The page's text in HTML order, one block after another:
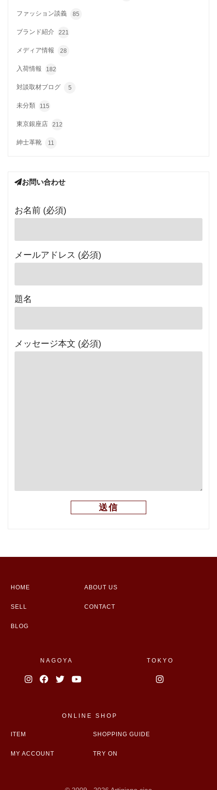
ファッション談義 85
ブランド紹介 221
メディア情報 28
入荷情報 182
対談取材ブログ 5
未分類 115
東京銀座店 212
紳士革靴 11
お問い合わせ
お名前 (必須)
メールアドレス (必須)
題名
メッセージ本文 (必須)
HOME ABOUT US
SELL CONTACT
BLOG
NAGOYA TOKYO
ONLINE SHOP
ITEM SHOPPING GUIDE
MY ACCOUNT TRY ON